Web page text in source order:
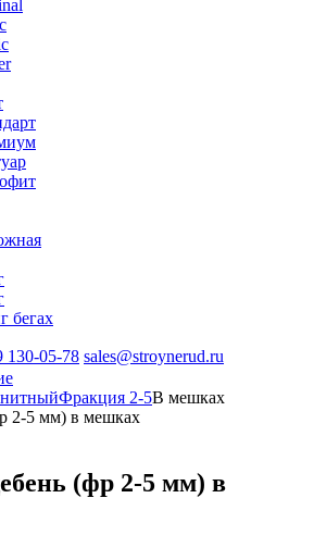
бегах
130-05-78 sales@stroynerud.ru
Фракция 2-5В мешках
2-5 мм) в мешках
(фр 2-5 мм) в